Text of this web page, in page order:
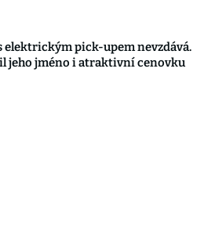
elektrickým pick-upem nevzdává.
jeho jméno i atraktivní cenovku